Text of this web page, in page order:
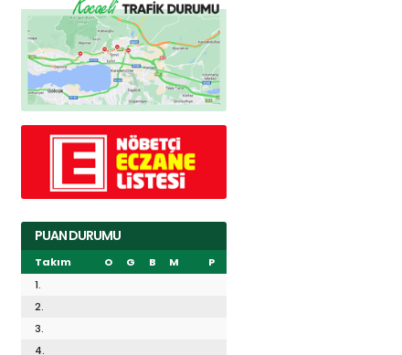
PUAN DURUMU
Takım O G B M
P
1.
2.
3.
4.